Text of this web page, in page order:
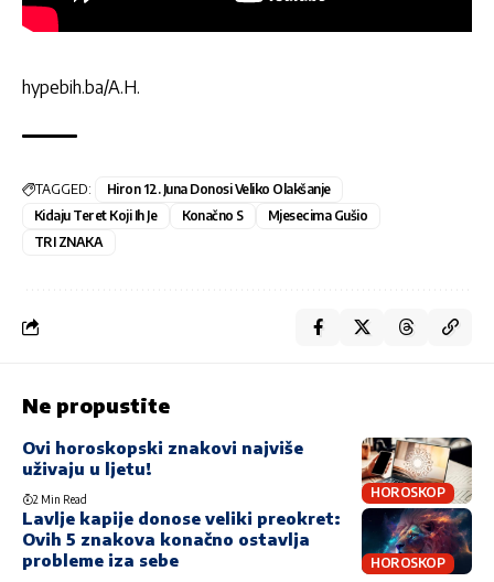
hypebih.ba/A.H.
TAGGED:
Hiron 12. Juna Donosi Veliko Olakšanje
Kidaju Teret Koji Ih Je
Konačno S
Mjesecima Gušio
TRI ZNAKA
Ne propustite
HOROSKOP
Ovi horoskopski znakovi najviše
uživaju u ljetu!
2 Min Read
HOROSKOP
Lavlje kapije donose veliki preokret:
Ovih 5 znakova konačno ostavlja
probleme iza sebe